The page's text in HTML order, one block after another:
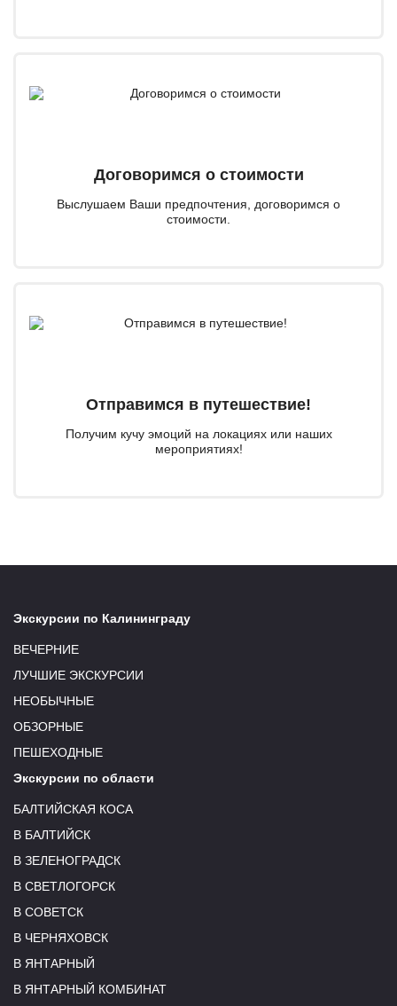
Договоримся о стоимости
Выслушаем Ваши предпочтения, договоримся о
стоимости.
Отправимся в путешествие!
Получим кучу эмоций на локациях или наших
мероприятиях!
Экскурсии по Калининграду
ВЕЧЕРНИЕ
ЛУЧШИЕ ЭКСКУРСИИ
НЕОБЫЧНЫЕ
ОБЗОРНЫЕ
ПЕШЕХОДНЫЕ
Экскурсии по области
БАЛТИЙСКАЯ КОСА
В БАЛТИЙСК
В ЗЕЛЕНОГРАДСК
В СВЕТЛОГОРСК
В СОВЕТСК
В ЧЕРНЯХОВСК
В ЯНТАРНЫЙ
В ЯНТАРНЫЙ КОМБИНАТ